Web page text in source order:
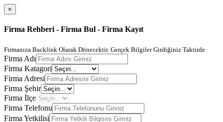
×
Firma Rehberi - Firma Bul - Firma Kayıt
Firmanıza Backlink Olarak Dönecektir. Gerçek Bilgiler Girdiğiniz Taktirde
Firma Adı
Firma Katagori
Firma Adresi
Firma Şehir
Firma İlçe
Firma Telefonu
Firma Yetkilisi